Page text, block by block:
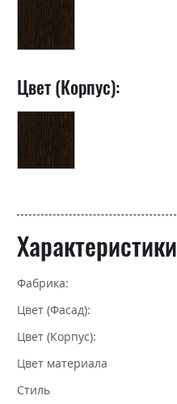
Цвет (Корпус):
Характеристики
Фабрика:
Цвет (Фасад):
Цвет (Корпус):
Цвет материала
Стиль